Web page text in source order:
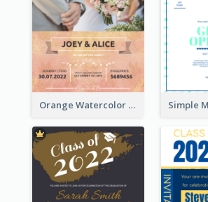
Orange Watercolor Wedding Invitation